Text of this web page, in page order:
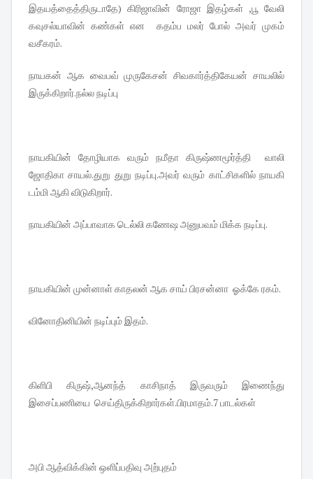
இதயத்தைத்திருடாதே) கிரிஜாவின் ரோஜா இதழ்கள் ,பூ வேலி
கவுசல்யாவின் கண்கள் என கதம்ப மலர் போல் அவர் முகம்
வசீகரம்.
நாயகன் ஆக வைபவ் முருகேசன் சிவகார்த்திகேயன் சாயலில்
இருக்கிறார்.நல்ல நடிப்பு
நாயகியின் தோழியாக வரும் நமீதா கிருஷ்ணமூர்த்தி வாலி
ஜோதிகா சாயல்.துறு துறு நடிப்பு.அவர் வரும் காட்சிகளில் நாயகி
டம்மி ஆகி விடுகிறார்.
நாயகியின் அப்பாவாக டெல்லி கணேஷ அனுபவம் மிக்க நடிப்பு.
நாயகியின் முன்னாள் காதலன் ஆக சாய் பிரசன்னா ஓக்கே ரகம்.
வினோதினியின் நடிப்பும் இதம்.
கிளிபி கிருஷ்,ஆனந்த் காசிநாத் இருவரும் இணைந்து
இசைப்பணியை செய்திருக்கிறார்கள்.பிரமாதம்.7 பாடல்கள்
அபி ஆத்விக்கின் ஒளிப்பதிவு அற்புதம்